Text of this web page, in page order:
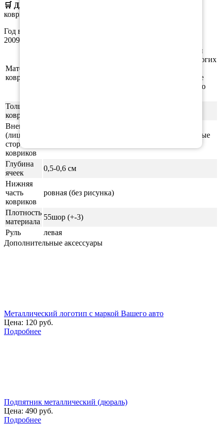
🛒 Для заказа
коврика, окантовки.
Год выпуска а/м: 2002, 2003, 2004, 2005, 2006, 2007, 2008,
2009, 2010
Материал
ковриков
Этиленвинилацетат (ЭВА/ЕВА) - полимерный
материал, который зарекомендовал себя во многих
производят спортивные маты, гимнастические
коврики, подошву для обуви, шлёпки и прочую
Толщина
ковриков
Внешняя
(лицевая)
сторона
ковриков
ячейки СОТЫ/РОМБ (напоминающие пчелиные
Глубина
ячеек
0,5-0,6 см
Нижняя
часть
ковриков
ровная (без рисунка)
Плотность
материала
55шор (+-3)
Руль
левая
Дополнительные аксессуары
Металлический логотип с маркой Вашего авто
Цена: 120 руб.
Подробнее
Подпятник металлический (дюраль)
Цена: 490 руб.
Подробнее